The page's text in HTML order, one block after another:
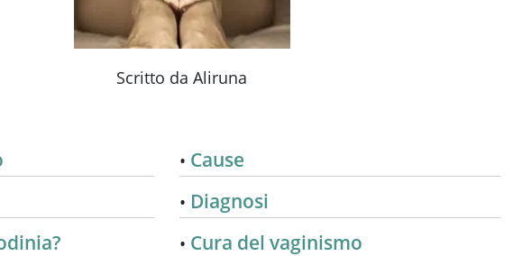
Scritto da Aliruna
Cause
Diagnosi
Cura del vaginismo